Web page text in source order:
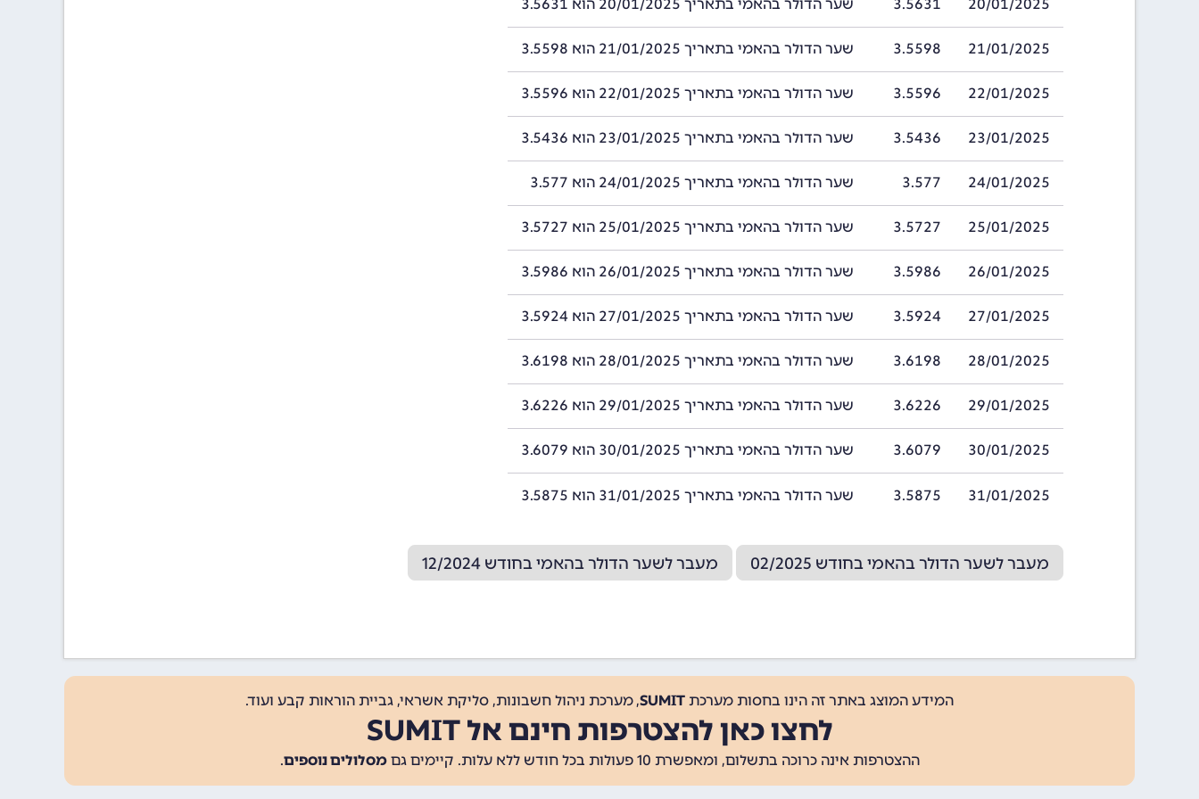
20/01/2025
3.5631 שער הדולר בהאמי בתאריך 20/01/2025 הוא 3.5631
21/01/2025
3.5598 שער הדולר בהאמי בתאריך 21/01/2025 הוא 3.5598
22/01/2025
3.5596 שער הדולר בהאמי בתאריך 22/01/2025 הוא 3.5596
23/01/2025
3.5436 שער הדולר בהאמי בתאריך 23/01/2025 הוא 3.5436
24/01/2025
3.577 שער הדולר בהאמי בתאריך 24/01/2025 הוא 3.577
25/01/2025
3.5727 שער הדולר בהאמי בתאריך 25/01/2025 הוא 3.5727
26/01/2025
3.5986 שער הדולר בהאמי בתאריך 26/01/2025 הוא 3.5986
27/01/2025
3.5924 שער הדולר בהאמי בתאריך 27/01/2025 הוא 3.5924
28/01/2025
3.6198 שער הדולר בהאמי בתאריך 28/01/2025 הוא 3.6198
29/01/2025
3.6226 שער הדולר בהאמי בתאריך 29/01/2025 הוא 3.6226
30/01/2025
3.6079 שער הדולר בהאמי בתאריך 30/01/2025 הוא 3.6079
31/01/2025
3.5875 שער הדולר בהאמי בתאריך 31/01/2025 הוא 3.5875
מעבר לשער הדולר בהאמי בחודש 02/2025 מעבר לשער הדולר בהאמי בחודש 12/2024
המידע המוצג באתר זה הינו בחסות מערכת SUMIT, מערכת ניהול חשבונות, סליקת אשראי, גביית הוראות קבע ועוד.
לחצו כאן להצטרפות חינם אל SUMIT
ההצטרפות אינה כרוכה בתשלום, ומאפשרת 10 פעולות בכל חודש ללא עלות. קיימים גם מסלולים נוספים.